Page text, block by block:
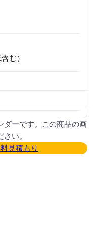
む）
ダーです。この商品の画
い。
見積もり